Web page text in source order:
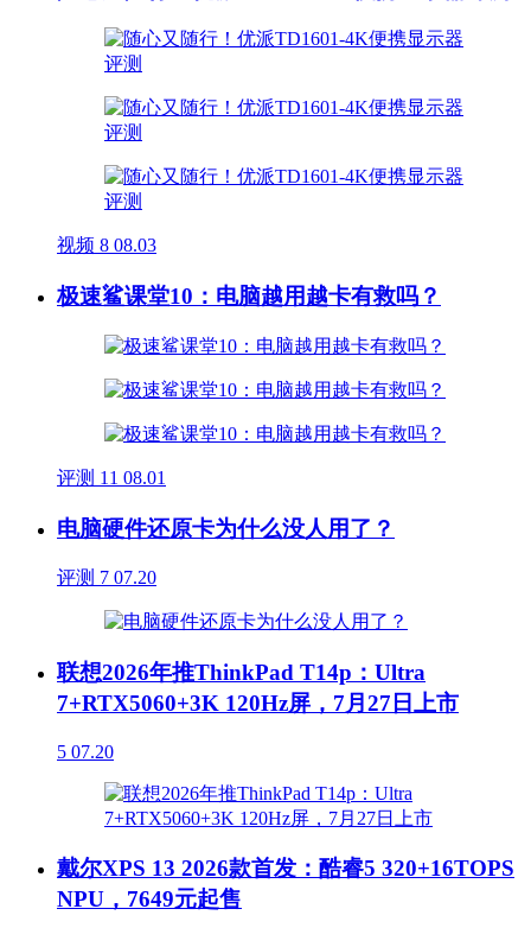
视频 8 08.03
极速鲨课堂10：电脑越用越卡有救吗？
评测 11 08.01
电脑硬件还原卡为什么没人用了？
评测 7 07.20
联想2026年推ThinkPad T14p：Ultra
7+RTX5060+3K 120Hz屏，7月27日上市
5 07.20
戴尔XPS 13 2026款首发：酷睿5 320+16TOPS
NPU，7649元起售